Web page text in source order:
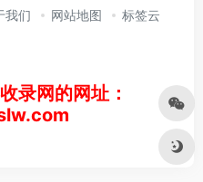
我们 网站地图 标签云
录网的网址：